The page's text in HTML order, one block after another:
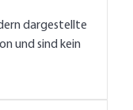
dargestellte
und sind kein